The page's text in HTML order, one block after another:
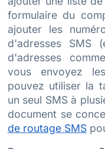
formulaire du
ajouter les
d'adresses SMS
d'adresses
vous envoyez
pouvez utiliser la
un seul SMS à
document se
de routage SMS